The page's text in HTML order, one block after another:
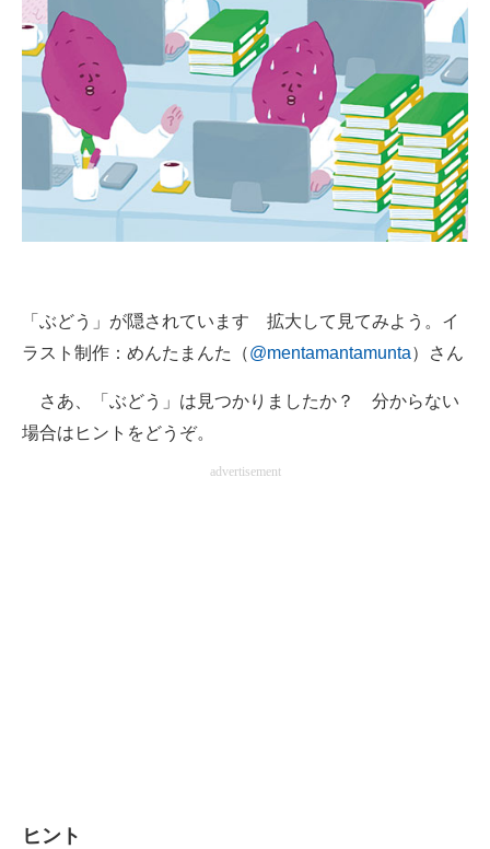
モノづくり技術者専門サイト
エレクトロニクス専門サイト
電子設計の基本と応用
エネルギーの専門メディア
「ぶどう」が隠されています 拡大して見てみよう。イ
ラスト制作：めんたまんた（@mentamantamunta）さん
さあ、「ぶどう」は見つかりましたか？ 分からない
場合はヒントをどうぞ。
advertisement
ヒント